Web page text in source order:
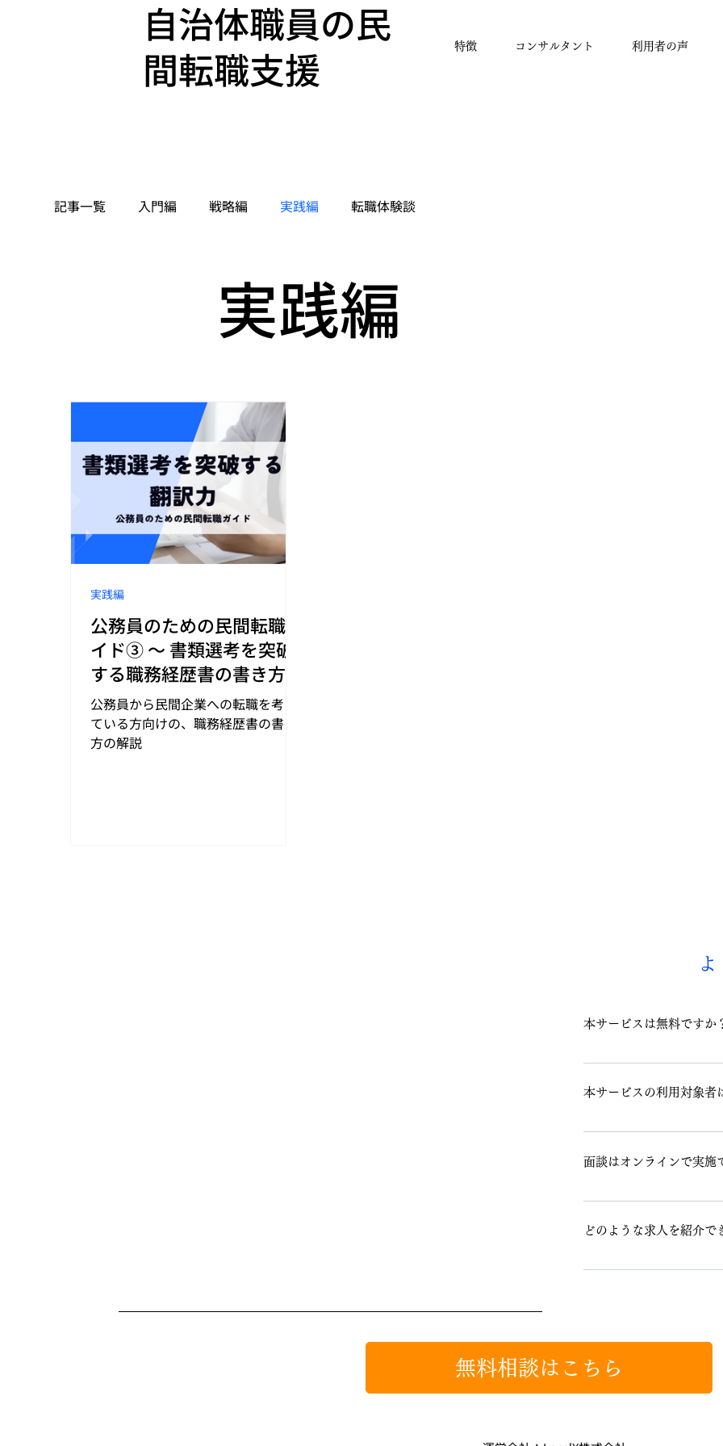
自治体職員の民
間転職支援
特徴 コンサルタント 利用者の声
記事一覧 入門編 戦略編 実践編 転職体験談
実践編
公務員のための民間転職ガ
イド③ ～ 書類選考を突破
する職務経歴書の書き方～
公務員から民間企業への転職を考え
ている方向けの、職務経歴書の書き
方の解説
実践編
本サービスは無料ですか
求職者の方は無料でご利用
本サービスの利用対象者
公務員経験者で民間転職
面談はオンラインで実施
弊社との面談は原則オン
どのような求人を紹介で
求職者のご希望と企業側
無料相談はこちら